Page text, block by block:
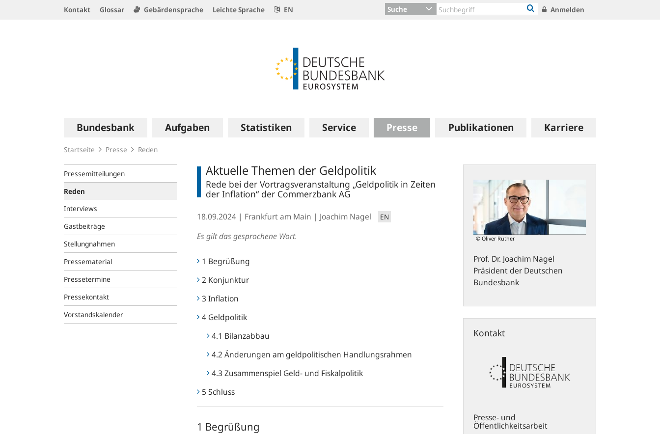
Kontakt Glossar Gebärdensprache Leichte Sprache EN Suche Anmelden
Hauptnavigation
Bundesbank Aufgaben Statistiken Service Presse Publikationen Karriere
Startseite Presse Reden
Pressemitteilungen
Reden
Interviews
Gastbeiträge
Stellungnahmen
Pressematerial
Pressetermine
Pressekontakt
Vorstandskalender
Aktuelle Themen der Geldpolitik
Rede bei der Vortragsveranstaltung „Geldpolitik in Zeiten
der Inflation“ der Commerzbank AG
18.09.2024 Frankfurt am Main Joachim Nagel EN
Es gilt das gesprochene Wort.
1 Begrüßung
2 Konjunktur
3 Inflation
4 Geldpolitik
4.1 Bilanzabbau
4.2 Änderungen am geldpolitischen Handlungsrahmen
4.3 Zusammenspiel Geld- und Fiskalpolitik
5 Schluss
1 Begrüßung
© Oliver Rüther
Prof. Dr. Joachim Nagel
Präsident der Deutschen
Bundesbank
Kontakt
Presse- und
Öffentlichkeitsarbeit